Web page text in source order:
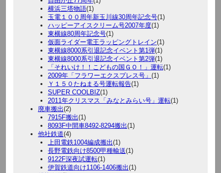
横浜三塔物語(1)
玉電１００周年新玉川線30周年記念号(1)
ハッピーアイスクリーム号2007年度(1)
東横線80周年記念号(1)
仮面ライダー電王ラッピングトレイン(1)
東横線8000系引退記念イベント第1弾(1)
東横線8000系引退記念イベント第2弾(1)
「それいけ！！こどもの国ＧＯ！」運転(1)
2009年「フラワーエクスプレス号」 (1)
Ｙ１５０たねまる号運転報告(1)
SUPER COOLBIZ(1)
2011年クリスマス「みなとみらい号」運転(1)
廃車搬出(2)
7915F搬出(1)
8093F中間車8492-8294搬出(1)
他社鉄道(4)
上田電鉄1004編成搬出(1)
長野電鉄向け8500甲種輸送(1)
9122F深夜試運転(1)
伊賀鉄道向け1106-1406搬出(1)